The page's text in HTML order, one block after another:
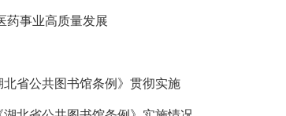
药事业高质量发展
省公共图书馆条例》贯彻实施